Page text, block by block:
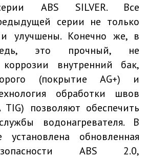
ABS SILVER. Все
серии не только
улучшены. Конечно же, в
это прочный, не
внутренний бак,
(покрытие AG+) и
обработки швов
TIG) позволяют обеспечить
водонагревателя. В
обновленная
ABS 2.0,